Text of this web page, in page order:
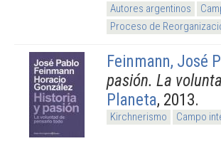
Autores argentinos
Proceso de
Feinmann, José P
pasión. La
Planeta, 2013.
Kirchnerismo Campo